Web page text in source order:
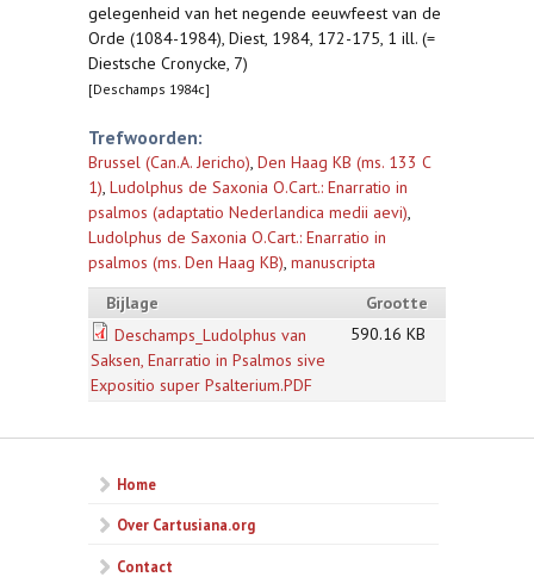
gelegenheid van het negende eeuwfeest van de
Orde (1084-1984), Diest, 1984, 172-175, 1 ill. (=
Diestsche Cronycke, 7)
[Deschamps 1984c]
Trefwoorden:
Brussel (Can.A. Jericho), Den Haag KB (ms. 133 C
1), Ludolphus de Saxonia O.Cart.: Enarratio in
psalmos (adaptatio Nederlandica medii aevi),
Ludolphus de Saxonia O.Cart.: Enarratio in
psalmos (ms. Den Haag KB), manuscripta
Bijlage
Grootte
Deschamps_Ludolphus van
Saksen, Enarratio in Psalmos sive
Expositio super Psalterium.PDF
590.16 KB
Home
Over Cartusiana.org
Contact